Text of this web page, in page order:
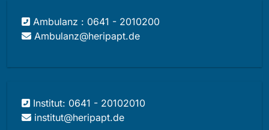
Ambulanz : 0641 - 2010200
Ambulanz@heripapt.de
Institut: 0641 - 20102010
institut@heripapt.de